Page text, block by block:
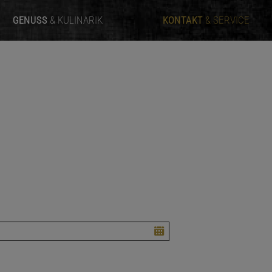
GENUSS & KULINARIK KONTAKT & SERVICE